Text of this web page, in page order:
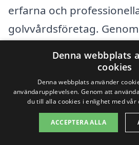
erfarna och
golvvårdsföretag.
erbjudandet för just dina
några av de städer du
Hudiksvall
Denna webbplats
cookies
Denna webbplats använder
användarupplevelsen. Genom att
du till alla cookies i enlighet med vår
ACCEPTERA ALLA